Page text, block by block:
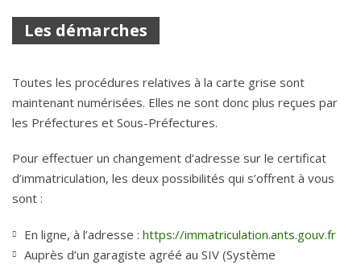
Les démarches
Toutes les procédures relatives à la carte grise sont
maintenant numérisées. Elles ne sont donc plus reçues par
les Préfectures et Sous-Préfectures.
Pour effectuer un changement d’adresse sur le certificat
d’immatriculation, les deux possibilités qui s’offrent à vous
sont :
En ligne, à l’adresse : https://immatriculation.ants.gouv.fr
Auprès d’un garagiste agréé au SIV (Système